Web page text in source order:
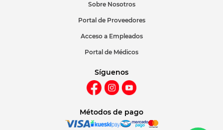
Sobre Nosotros
Portal de Proveedores
Acceso a Empleados
Portal de Médicos
Síguenos
Métodos de pago